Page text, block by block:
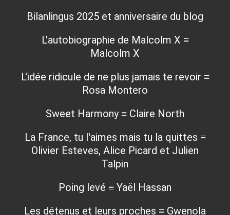
Bilanlingus 2025 et anniversaire du blog
L'autobiographie de Malcolm X ≡
Malcolm X
L'idée ridicule de ne plus jamais te revoir ≡
Rosa Montero
Sweet Harmony ≡ Claire North
La France, tu l'aimes mais tu la quittes ≡
Olivier Esteves, Alice Picard et Julien
Talpin
Poing levé ≡ Yaël Hassan
Les détenus et leurs proches ≡ Gwenola